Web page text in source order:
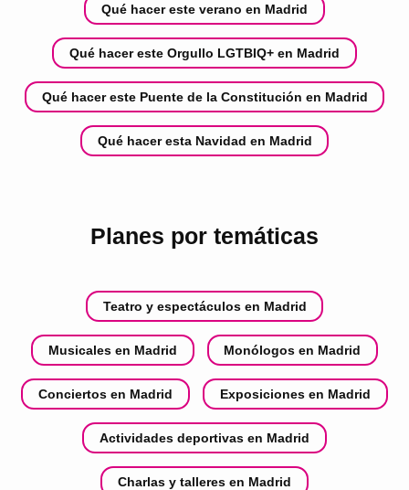
Qué hacer este verano en Madrid
Qué hacer este Orgullo LGTBIQ+ en Madrid
Qué hacer este Puente de la Constitución en Madrid
Qué hacer esta Navidad en Madrid
Planes por temáticas
Teatro y espectáculos en Madrid
Musicales en Madrid Monólogos en Madrid
Conciertos en Madrid Exposiciones en Madrid
Actividades deportivas en Madrid
Charlas y talleres en Madrid